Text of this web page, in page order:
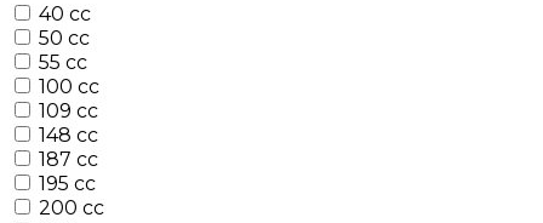
40 cc
50 cc
55 cc
100 cc
109 cc
148 cc
187 cc
195 cc
200 cc